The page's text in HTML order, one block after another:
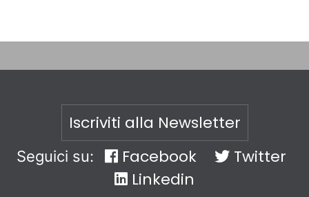
Iscriviti alla Newsletter
Seguici su: Facebook
Twitter
Linkedin